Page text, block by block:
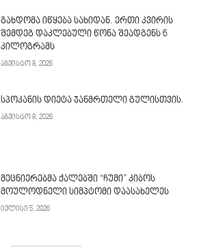
გახდომა იწყება სახიდან. ერთი კვირის
შემდეგ დაკლებული წონა შეადგენს 6
კილოგრამს
აგვისტო 8, 2026
სპოკანის დიეტა ჯანმრთელი გულისთვის.
აგვისტო 8, 2026
მეცნიერებმა ქალებში “ჩუმი” კიბოს
მოულოდნელი სიმპტომი დაასახელეს
ივლისი 5, 2026